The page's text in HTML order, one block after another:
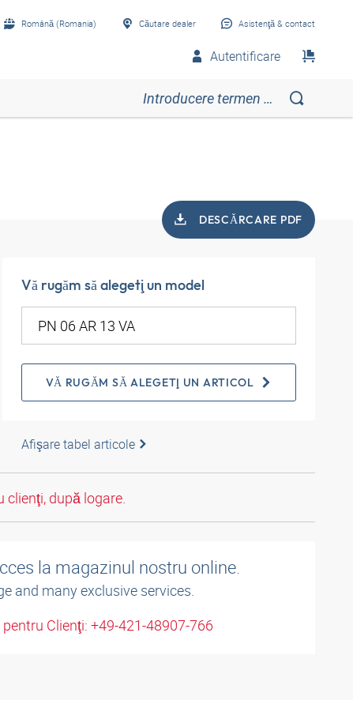
Română (Romania) Căutare dealer Asistenţă & contact
Autentificare
DESCĂRCARE PDF
Vă rugăm să alegeţi un model
VĂ RUGĂM SĂ ALEGEŢI UN ARTICOL
Afişare tabel articole
după logare.
la magazinul nostru online.
and many exclusive services.
Clienţi: +49-421-48907-766